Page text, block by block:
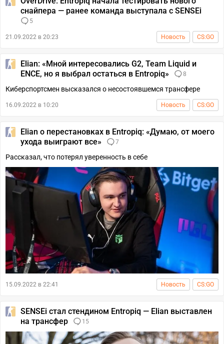
снайпера — ранее команда выступала с SENSEi
5
21.09.2022 в 20:23 Новость CS:GO
Elian: «Мной интересовались G2, Team Liquid и
ENCE, но я выбрал остаться в Entropiq»
8
Киберспортсмен высказался о несостоявшемся трансфере
16.09.2022 в 10:20 Новость CS:GO
Elian о перестановках в Entropiq: «Думаю, от моего
ухода выиграют все»
7
Рассказал, что потерял уверенность в себе
15.09.2022 в 22:41 Новость CS:GO
SENSEi стал стендином Entropiq — Elian выставлен
на трансфер
15